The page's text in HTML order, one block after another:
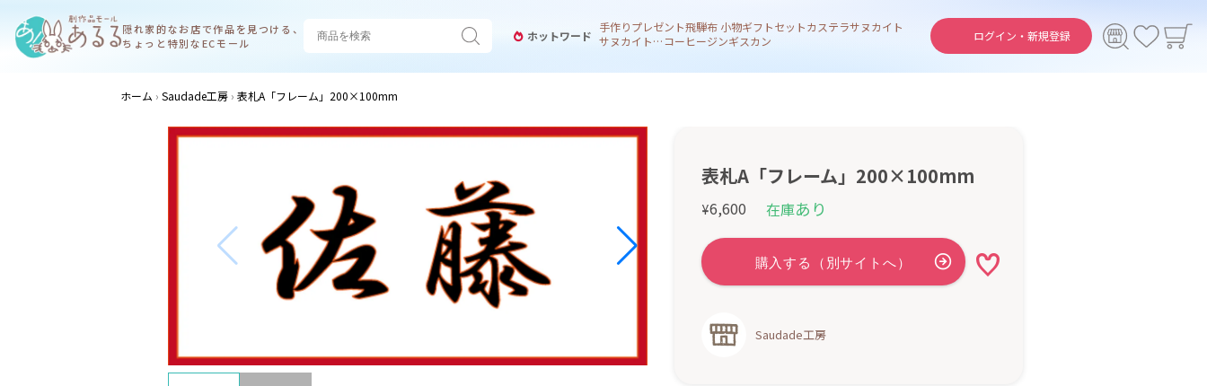
隠れ家的なお店で作品を見つける、
ちょっと特別なECモール
ログイン・ 新規登録
ホットワード
手作りプレゼント飛騨布 小物ギフトセットカステラサヌカイト
サヌカイト 風鈴コーヒージンギスカン
ホーム Saudade工房 表札A「フレーム」200×100mm
表札A「フレーム」200×100mm
¥6,600 在庫あり
Saudade工房